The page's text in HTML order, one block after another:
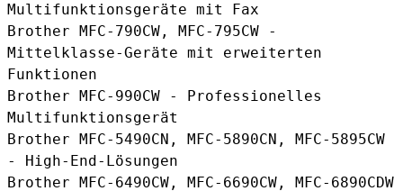
Multifunktionsgeräte mit Fax
Brother MFC-790CW, MFC-795CW -
Mittelklasse-Geräte mit erweiterten
Funktionen
Brother MFC-990CW - Professionelles
Multifunktionsgerät
Brother MFC-5490CN, MFC-5890CN, MFC-5895CW
- High-End-Lösungen
Brother MFC-6490CW, MFC-6690CW, MFC-6890CDW